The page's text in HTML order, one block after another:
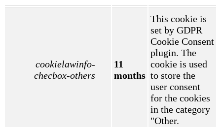
cookielawinfo-
checbox-others
11
months
This cookie is
set by GDPR
Cookie Consent
plugin. The
cookie is used
to store the
user consent
for the cookies
in the category
"Other.